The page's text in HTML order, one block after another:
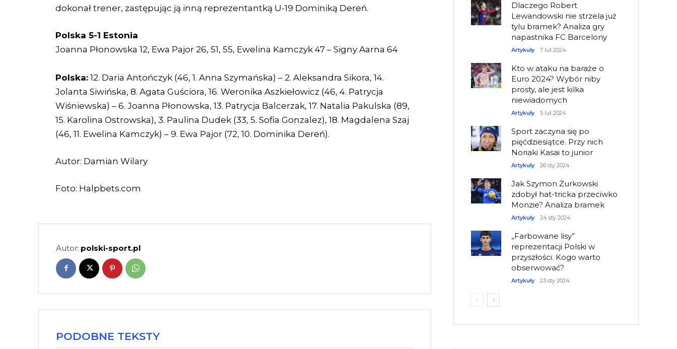
dokonał trener, zastępując ją inną reprezentantką U-19 Dominiką Dereń.
Polska 5-1 Estonia
Joanna Płonowska 12, Ewa Pajor 26, 51, 55, Ewelina Kamczyk 47 – Signy Aarna 64
Polska: 12. Daria Antończyk (46, 1. Anna Szymańska) – 2. Aleksandra Sikora, 14.
Jolanta Siwińska, 8. Agata Guściora, 16. Weronika Aszkiełowicz (46, 4. Patrycja
Wiśniewska) – 6. Joanna Płonowska, 13. Patrycja Balcerzak, 17. Natalia Pakulska (89,
15. Karolina Ostrowska), 3. Paulina Dudek (33, 5. Sofia Gonzalez), 18. Magdalena Szaj
(46, 11. Ewelina Kamczyk) – 9. Ewa Pajor (72, 10. Dominika Dereń).
Autor: Damian Wilary
Foto: Halpbets.com
Autor: polski-sport.pl
PODOBNE TEKSTY
Dlaczego Robert
Lewandowski nie strzela już
tylu bramek? Analiza gry
napastnika FC Barcelony
Artykuły 7 lut 2024
Kto w ataku na baraże o
Euro 2024? Wybór niby
prosty, ale jest kilka
niewiadomych
Artykuły 5 lut 2024
Sport zaczyna się po
pięćdziesiątce. Przy nich
Noriaki Kasai to junior
Artykuły 26 sty 2024
Jak Szymon Żurkowski
zdobył hat-tricka przeciwko
Monzie? Analiza bramek
Artykuły 24 sty 2024
„Farbowane lisy”
reprezentacji Polski w
przyszłości. Kogo warto
obserwować?
Artykuły 23 sty 2024